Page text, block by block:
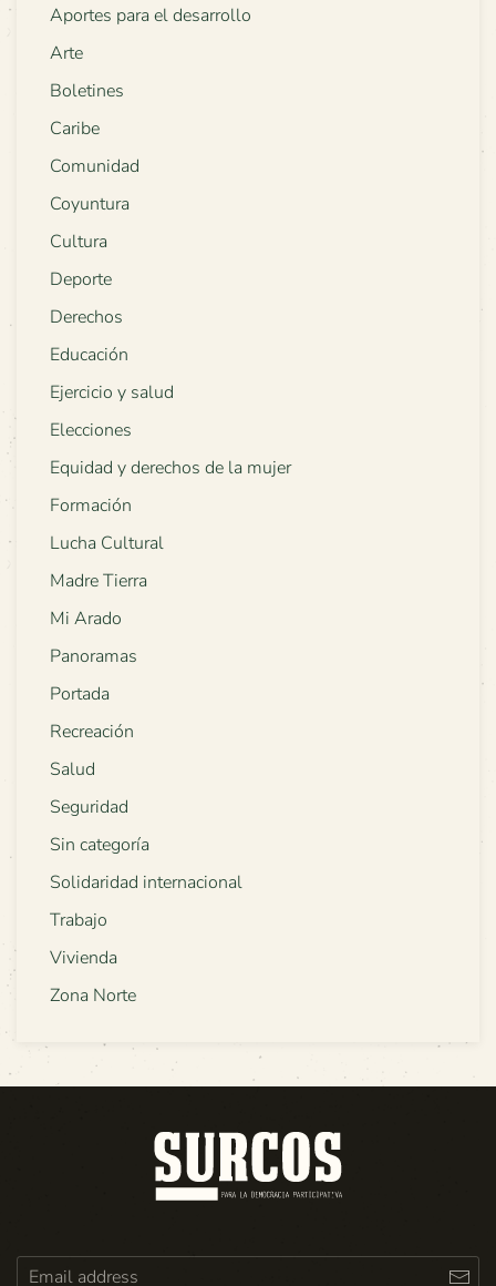
Aportes para el desarrollo
Arte
Boletines
Caribe
Comunidad
Coyuntura
Cultura
Deporte
Derechos
Educación
Ejercicio y salud
Elecciones
Equidad y derechos de la mujer
Formación
Lucha Cultural
Madre Tierra
Mi Arado
Panoramas
Portada
Recreación
Salud
Seguridad
Sin categoría
Solidaridad internacional
Trabajo
Vivienda
Zona Norte